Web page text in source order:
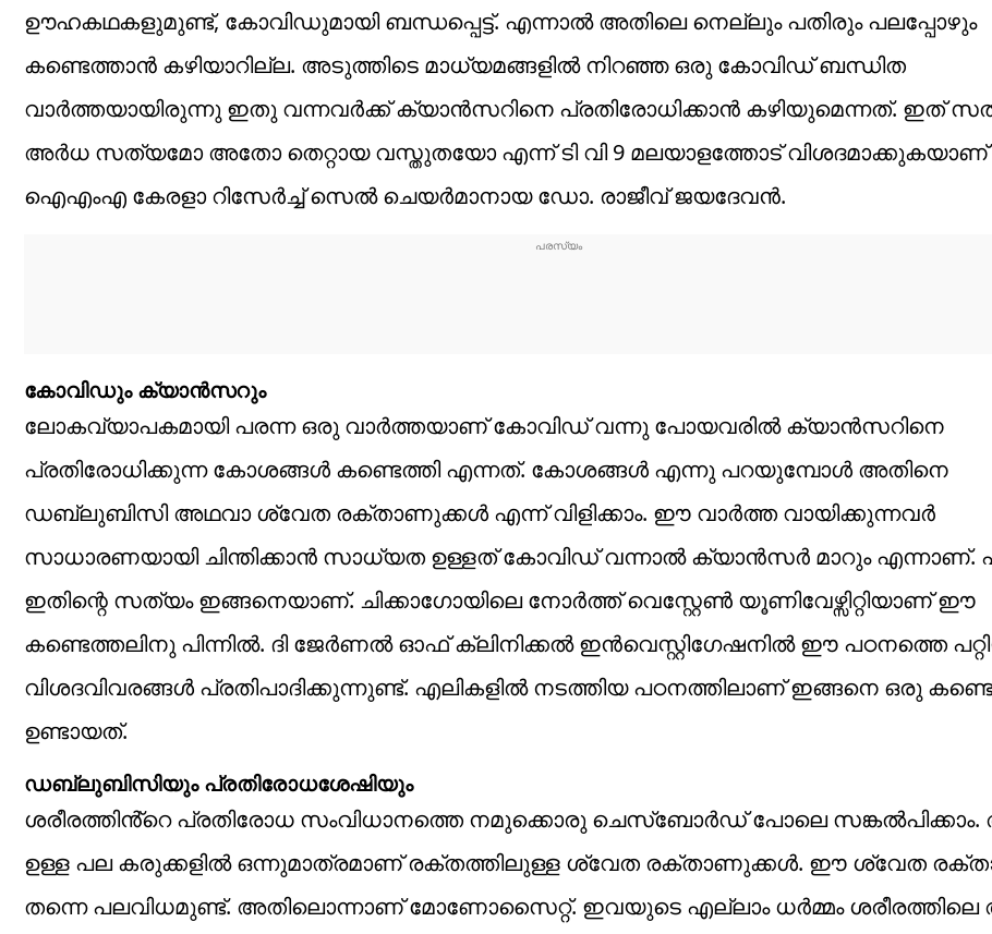
ഊഹകഥകളുമുണ്ട്, കോവിഡുമായി ബന്ധപ്പെട്ട്. എന്നാൽ അതിലെ നെല്ലും പതിരും പലപ്പോഴും
കണ്ടെത്താൻ കഴിയാറില്ല. അടുത്തിടെ മാധ്യമങ്ങളിൽ നിറഞ്ഞ ഒരു കോവിഡ് ബന്ധിത
വാർത്തയായിരുന്നു ഇതു വന്നവർക്ക് ക്യാൻസറിനെ പ്രതിരോധിക്കാൻ കഴിയുമെന്നത്. ഇത്
അർധ സത്യമോ അതോ തെറ്റായ വസ്തുതയോ എന്ന് ടി വി 9 മലയാളത്തോട് വിശദമാക്കുകയാണ്
ഐഎംഎ കേരളാ റിസേർച്ച് സെൽ ചെയർമാനായ ഡോ. രാജീവ് ജയദേവൻ.
കോവിഡും ക്യാൻസറും
ലോകവ്യാപകമായി പരന്ന ഒരു വാർത്തയാണ് കോവിഡ് വന്നു പോയവരിൽ ക്യാൻസറിനെ
പ്രതിരോധിക്കുന്ന കോശങ്ങൾ കണ്ടെത്തി എന്നത്. കോശങ്ങൾ എന്നു പറയുമ്പോൾ അതിനെ
ഡബ്ലുബിസി അഥവാ ശ്വേത രക്താണുക്കൾ എന്ന് വിളിക്കാം. ഈ വാർത്ത വായിക്കുന്നവർ
സാധാരണയായി ചിന്തിക്കാൻ സാധ്യത ഉള്ളത് കോവിഡ് വന്നാൽ ക്യാൻസർ മാറും എന്നാണ്.
ഇതിന്റെ സത്യം ഇങ്ങനെയാണ്. ചിക്കാ​ഗോയിലെ നോർത്ത് വെസ്റ്റേൺ യൂണിവേഴ്സിറ്റിയാണ് ഈ
കണ്ടെത്തലിനു പിന്നിൽ. ദി ജേർണൽ ഓഫ് ക്ലിനിക്കൽ ഇൻവെസ്റ്റി​ഗേഷനിൽ ഈ പഠനത്തെ
വിശദവിവരങ്ങൾ പ്രതിപാദിക്കുന്നുണ്ട്. എലികളിൽ നടത്തിയ പഠനത്തിലാണ് ഇങ്ങനെ ഒരു
ഉണ്ടായത്.
ഡബ്ലുബിസിയും പ്രതിരോധശേഷിയും
ശരീരത്തിൻ്റെ പ്രതിരോധ സംവിധാനത്തെ നമുക്കൊരു ചെസ്ബോർഡ് പോലെ സങ്കൽപിക്കാം.
ഉള്ള പല കരുക്കളിൽ ഒന്നുമാത്രമാണ് രക്തത്തിലുള്ള ശ്വേത രക്താണുക്കൾ. ഈ ശ്വേത
തന്നെ പലവിധമുണ്ട്. അതിലൊന്നാണ് മോണോസൈറ്റ്. ഇവയുടെ എല്ലാം ധർമ്മം